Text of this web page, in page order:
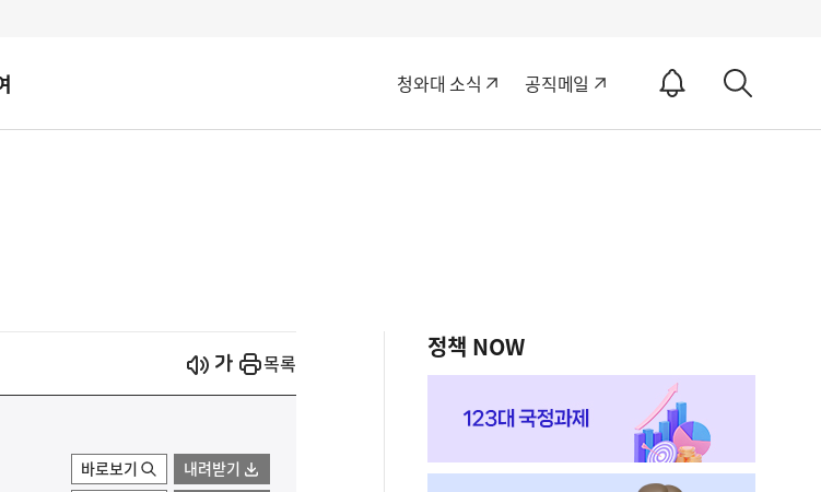
청와대 소식 공직메일
알
ON
세
시작
열기 목록
바로보기
내려받기
정책 NOW